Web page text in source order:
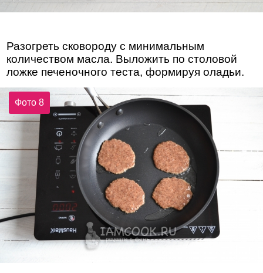
Разогреть сковороду с минимальным
количеством масла. Выложить по столовой
ложке печеночного теста, формируя оладьи.
Фото 8